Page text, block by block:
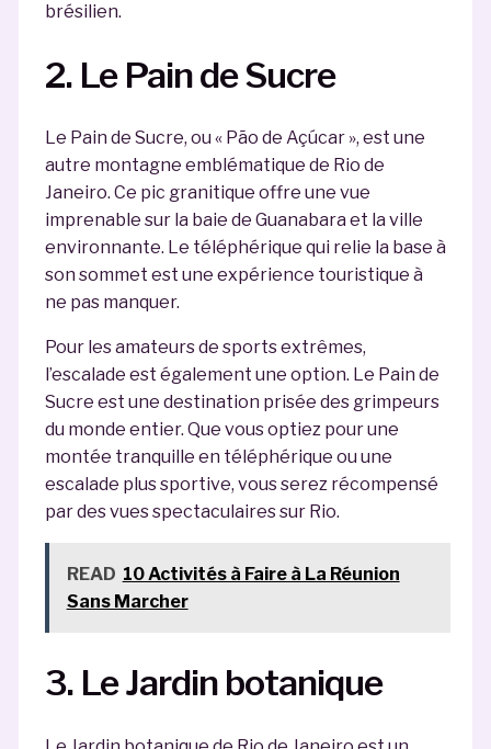
brésilien.
2. Le Pain de Sucre
Le Pain de Sucre, ou « Pão de Açúcar », est une
autre montagne emblématique de Rio de
Janeiro. Ce pic granitique offre une vue
imprenable sur la baie de Guanabara et la ville
environnante. Le téléphérique qui relie la base à
son sommet est une expérience touristique à
ne pas manquer.
Pour les amateurs de sports extrêmes,
l’escalade est également une option. Le Pain de
Sucre est une destination prisée des grimpeurs
du monde entier. Que vous optiez pour une
montée tranquille en téléphérique ou une
escalade plus sportive, vous serez récompensé
par des vues spectaculaires sur Rio.
READ 10 Activités à Faire à La Réunion
Sans Marcher
3. Le Jardin botanique